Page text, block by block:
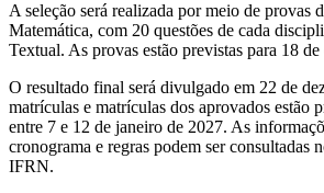
A seleção será realizada por meio de provas
Matemática, com 20 questões de cada
Textual. As provas estão previstas para 18
O resultado final será divulgado em 22 de
matrículas e matrículas dos aprovados estão
entre 7 e 12 de janeiro de 2027. As
cronograma e regras podem ser consultadas
IFRN.